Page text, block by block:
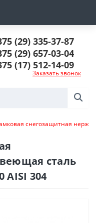
(29) 335-37-87
(29) 657-03-04
(17) 512-14-09
Заказать звонок
снегозащитная
сталь
AISI 304